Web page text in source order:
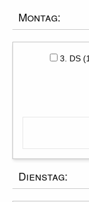
Montag:
3. DS
Dienstag: